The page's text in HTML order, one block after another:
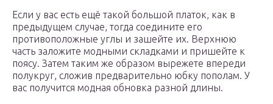
Если у вас есть ещё такой большой платок, как в
предыдущем случае, тогда соедините его
противоположные углы и зашейте их. Верхнюю
часть заложите модными складками и пришейте к
поясу. Затем таким же образом вырежете впереди
полукруг, сложив предварительно юбку пополам. У
вас получится модная обновка разной длины.